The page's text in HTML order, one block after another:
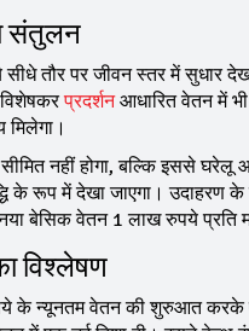
संतुलन
सीधे तौर पर जीवन स्तर में
प्रदर्शनआधारित वेतन में
नहीं होगा, बल्कि इससे
के रूप में देखा जाएगा।
बेसिक वेतन 1 लाख रुपये प्रति
विश्लेषण
के न्यूनतम वेतन की शुरुआत करके